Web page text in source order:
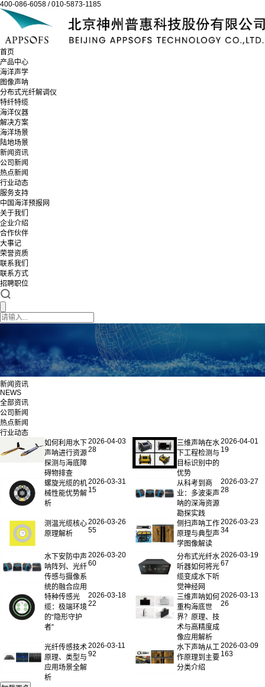
400-086-6058 / 010-5873-1185
首页
产品中心
海洋声学
图像声呐
分布式光纤解调仪
特纤特缆
海洋仪器
解决方案
海洋场景
陆地场景
新闻资讯
公司新闻
热点新闻
行业动态
服务支持
中国海洋预报网
关于我们
企业介绍
合作伙伴
大事记
荣誉资质
联系我们
联系方式
招聘职位
新闻资讯
NEWS
全部资讯
公司新闻
热点新闻
行业动态
如何利用水下
声呐进行资源
探测与海底障
碍物排查
2026-04-03
28
三维声呐在水
下工程检测与
目标识别中的
优势
2026-04-01
19
螺旋光缆的机
械性能优势解
析
2026-03-31
15
‌从科考到商
业：多波束声
呐的深海资源
勘探实践
2026-03-27
28
测温光缆核心
原理解析
2026-03-26
55
侧扫声呐工作
原理与典型声
学图像解读
2026-03-23
34
水下安防中声
呐阵列、光纤
传感与摄像系
统的融合应用
2026-03-20
60
分布式光纤水
听器如何将光
缆变成水下听
觉神经网
2026-03-19
67
特种传感光
缆：极端环境
的“隐形守护
者”
2026-03-18
22
三维声呐如何
重构海底世
界？原理、技
术与高精度成
像应用解析
2026-03-13
26
光纤传感技术
原理、类型与
应用场景全解
析
2026-03-11
92
水下声呐从工
作原理到主要
分类介绍
2026-03-09
163